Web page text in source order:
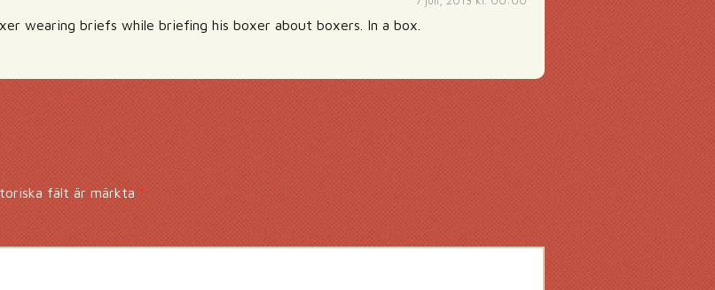
wearing briefs while briefing his boxer about boxers. In a box.
fält är märkta *